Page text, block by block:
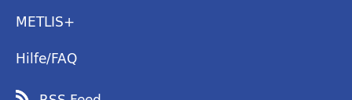
METLIS+
Hilfe/FAQ